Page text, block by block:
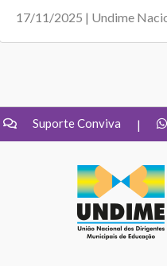
17/11/2025 | Undime
Suporte Conviva |
UNDIME